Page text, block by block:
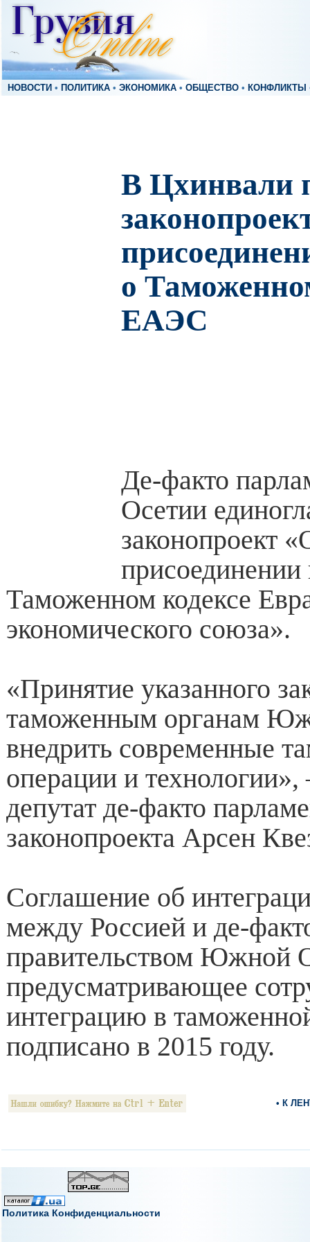
НОВОСТИ • ПОЛИТИКА • ЭКОНОМИКА • ОБЩЕСТВО • КОНФЛИКТЫ
В Цхинвали
о
ЕАЭС
Де-факто
Осетии
законопроект
Таможенном кодексе
экономического союза».
«Принятие указанного
таможенным органам
внедрить современные
операции и
депутат де-факто
законопроекта Арсен
Соглашение об
между Россией и де-
правительством Южной
предусматривающее
интеграцию в
подписано в 2015 году.
• К
Политика Конфиденциальности